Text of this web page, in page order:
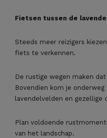
Fietsen tussen de
Steeds meer reizigers
fiets te verkennen.
De rustige wegen maken
Bovendien kom je
lavendelvelden en gezellige
Plan voldoende
van het landschap.